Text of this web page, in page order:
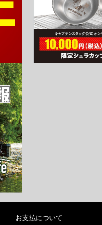
お支払について